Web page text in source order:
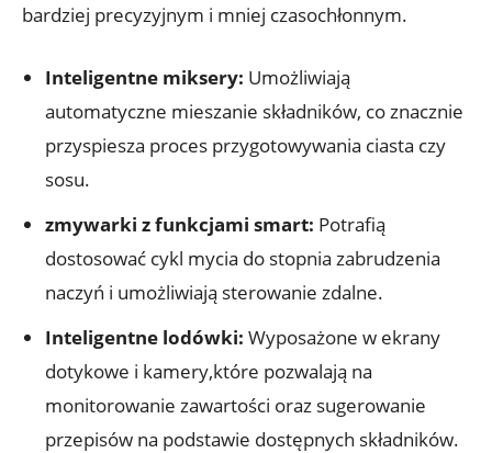
bardziej precyzyjnym i mniej czasochłonnym.
Inteligentne miksery: Umożliwiają
automatyczne mieszanie składników, co znacznie
przyspiesza proces przygotowywania ciasta czy
sosu.
zmywarki z funkcjami smart: Potrafią
dostosować cykl mycia do stopnia zabrudzenia
naczyń i umożliwiają sterowanie zdalne.
Inteligentne lodówki: Wyposażone w ekrany
dotykowe i kamery,które pozwalają na
monitorowanie zawartości oraz sugerowanie
przepisów na podstawie dostępnych składników.